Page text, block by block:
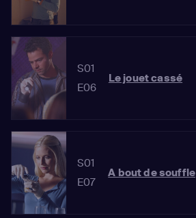
S01
E06
Le jouet cassé
S01
E07
A bout de souffle